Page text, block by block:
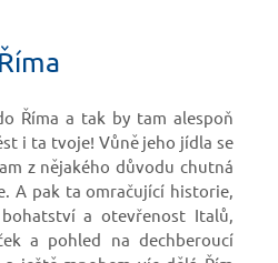
Říma a tak by tam alespoň
i ta tvoje! Vůně jeho jídla se
z nějakého důvodu chutná
A pak ta omračující historie,
a otevřenost Italů,
a pohled na dechberoucí